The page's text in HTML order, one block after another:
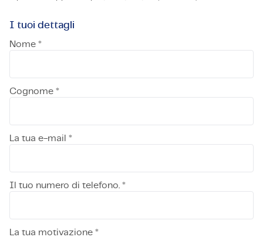
I tuoi dettagli
Nome *
Cognome *
La tua e-mail *
Il tuo numero di telefono. *
La tua motivazione *